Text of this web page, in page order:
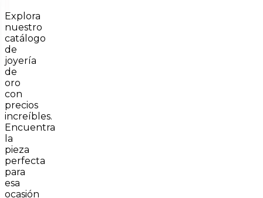
Explora
nuestro
catálogo
de
joyería
de
oro
con
precios
increíbles.
Encuentra
la
pieza
perfecta
para
esa
ocasión